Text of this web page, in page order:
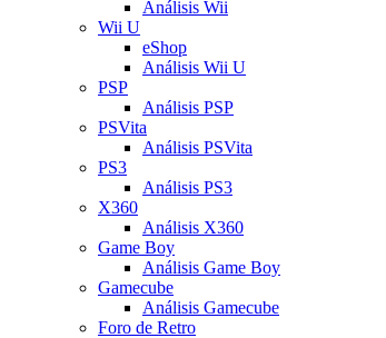
Análisis Wii
Wii U
eShop
Análisis Wii U
PSP
Análisis PSP
PSVita
Análisis PSVita
PS3
Análisis PS3
X360
Análisis X360
Game Boy
Análisis Game Boy
Gamecube
Análisis Gamecube
Foro de Retro